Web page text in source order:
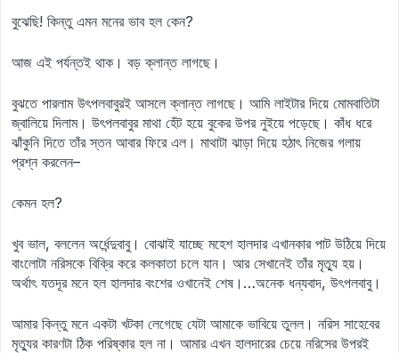
বুঝেছি! কিন্তু এমন মনের ভাব হল কেন?
আজ এই পর্যন্তই থাক। বড় ক্লান্ত লাগছে।
বুঝতে পারলাম উৎপলবাবুরই আসলে ক্লান্ত লাগছে। আমি লাইটার দিয়ে মোমবাতিটা
জ্বালিয়ে দিলাম। উৎপলবাবুর মাথা হেঁট হয়ে বুকের উপর নুইয়ে পড়েছে। কাঁধ ধরে
ঝাঁকুনি দিতে তাঁর স্তন আবার ফিরে এল। মাথাটা ঝাড়া দিয়ে হঠাৎ নিজের গলায়
প্রশ্ন করলেন–
কেমন হল?
খুব ভাল, বললেন অর্ধেন্দুবাবু। বোঝাই যাচ্ছে মহেশ হালদার এখানকার পাট উঠিয়ে দিয়ে
বাংলোটা নরিসকে বিক্রি করে কলকাতা চলে যান। আর সেখানেই তাঁর মৃত্যু হয়।
অর্থাৎ যতদূর মনে হল হালদার বংশের ওখানেই শেষ।…অনেক ধন্যবাদ, উৎপলবাবু।
আমার কিন্তু মনে একটা খটকা লেগেছে যেটা আমাকে ভাবিয়ে তুলল। নরিস সাহেবের
মৃত্যুর কারণটা ঠিক পরিষ্কার হল না। আমার এখন হালদারের চেয়ে নরিসের উপরই